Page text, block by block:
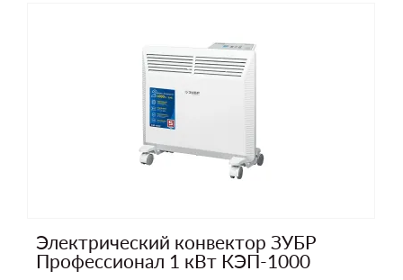
Электрический конвектор ЗУБР
Профессионал 1 кВт КЭП-1000